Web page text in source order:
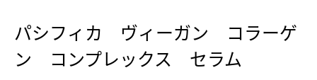
パシフィカ ヴィーガン コラーゲ
ン コンプレックス セラム